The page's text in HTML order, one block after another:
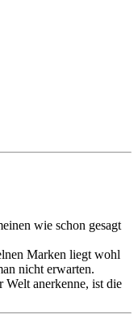
wie schon gesagt
Marken liegt wohl
nicht erwarten.
Welt anerkenne, ist die